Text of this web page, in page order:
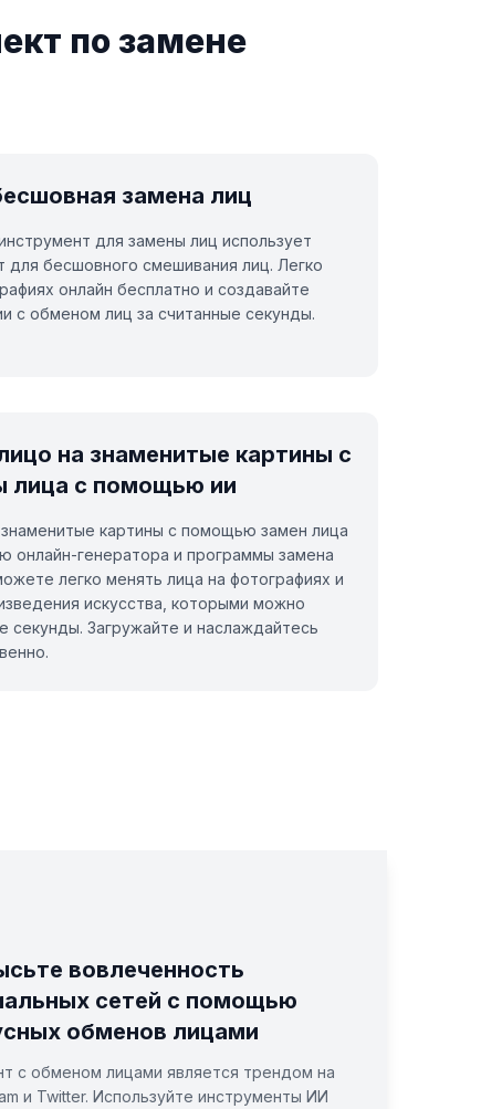
по замене
замена лиц
для замены лиц использует
для бесшовного смешивания лиц. Легко
онлайн бесплатно и создавайте
с обменом лиц за считанные секунды.
на знаменитые картины с
с помощью ии
картины с помощью замен лица
генератора и программы замена
легко менять лица на фотографиях и
искусства, которыми можно
секунды. Загружайте и наслаждайтесь
вовлеченность
сетей с помощью
обменов лицами
с обменом лицами является трендом на
и Twitter. Используйте инструменты ИИ